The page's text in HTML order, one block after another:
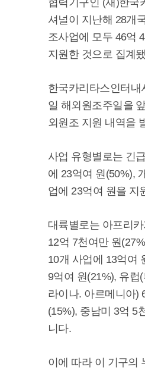
협력기구인 (재)한국
셔널이 지난해 28개
조사업에 모두 46억
지원한 것으로 집계
한국카리타스인터내
일 해외원조주일을
외원조 지원 내역을
사업 유형별로는 긴
에 23억여 원(50%),
업에 23억여 원을 지
대륙별로는 아프리카
12억 7천여만 원
10개 사업에 13억여
9억여 원(21%), 유럽
라이나. 아르메니아)
(15%), 중남미 3억 5
니다.
이에 따라 이 기구의